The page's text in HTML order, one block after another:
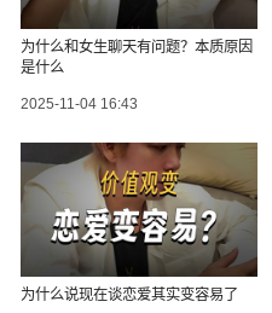
为什么和女生聊天有问题？本质原因
是什么
2025-11-04 16:43
为什么说现在谈恋爱其实变容易了